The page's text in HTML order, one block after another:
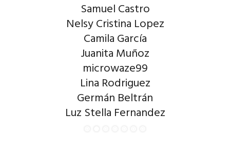
Samuel Castro
Nelsy Cristina Lopez
Camila García
Juanita Muñoz
microwaze99
Lina Rodriguez
Germán Beltrán
Luz Stella Fernandez